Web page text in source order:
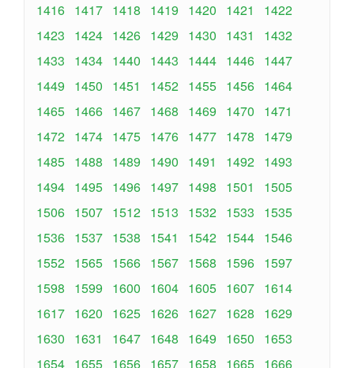
1416 1417 1418 1419 1420 1421
1422
1423
1424 1426 1429 1430 1431
1432
1433
1434 1440 1443 1444 1446 1447
1449
1450 1451 1452 1455 1456 1464
1465 1466 1467 1468 1469 1470
1471
1472 1474 1475 1476 1477 1478
1479
1485 1488 1489 1490 1491 1492 1493
1494 1495 1496 1497 1498 1501
1505
1506 1507 1512 1513 1532 1533
1535
1536 1537 1538 1541 1542 1544 1546
1552 1565 1566 1567 1568 1596 1597
1598
1599 1600 1604 1605 1607 1614
1617 1620 1625 1626 1627 1628
1629
1630
1631 1647 1648 1649 1650
1653
1654 1655 1656 1657 1658 1665 1666